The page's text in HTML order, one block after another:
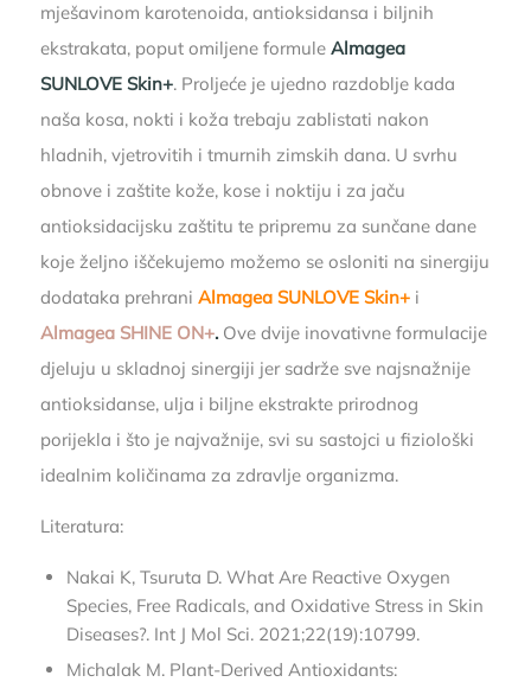
mješavinom karotenoida, antioksidansa i biljnih
ekstrakata, poput omiljene formule Almagea
SUNLOVE Skin+. Proljeće je ujedno razdoblje kada
naša kosa, nokti i koža trebaju zablistati nakon
hladnih, vjetrovitih i tmurnih zimskih dana. U svrhu
obnove i zaštite kože, kose i noktiju i za jaču
antioksidacijsku zaštitu te pripremu za sunčane dane
koje željno iščekujemo možemo se osloniti na sinergiju
dodataka prehrani Almagea SUNLOVE Skin+ i
Almagea SHINE ON+.Ove dvije inovativne formulacije
djeluju u skladnoj sinergiji jer sadrže sve najsnažnije
antioksidanse, ulja i biljne ekstrakte prirodnog
porijekla i što je najvažnije, svi su sastojci u fiziološki
idealnim količinama za zdravlje organizma.
Literatura:
Nakai K, Tsuruta D. What Are Reactive Oxygen
Species, Free Radicals, and Oxidative Stress in Skin
Diseases?. Int J Mol Sci. 2021;22(19):10799.
Michalak M. Plant-Derived Antioxidants: